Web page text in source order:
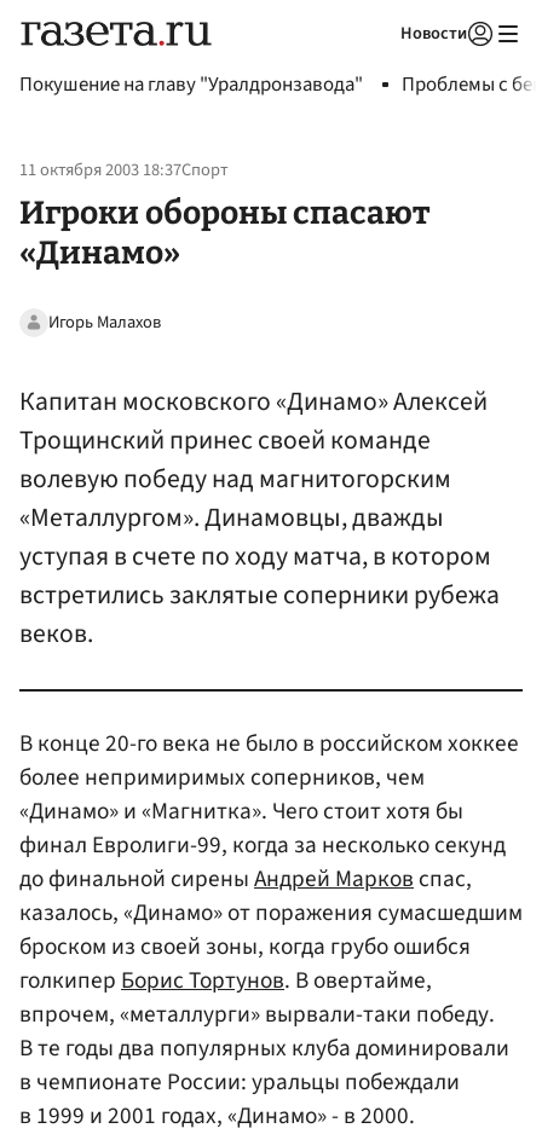
Новости
Покушение на главу "Уралдронзавода" Проблемы с
11 октября 2003 18:37Спорт
Игроки обороны спасают
«Динамо»
Игорь Малахов
Капитан московского «Динамо» Алексей
Трощинский принес своей команде
волевую победу над магнитогорским
«Металлургом». Динамовцы, дважды
уступая в счете по ходу матча, в котором
встретились заклятые соперники рубежа
веков.
В конце 20-го века не было в российском хоккее
более непримиримых соперников, чем
«Динамо» и «Магнитка». Чего стоит хотя бы
финал Евролиги-99, когда за несколько секунд
до финальной сиреныАндрей Марков спас,
казалось, «Динамо» от поражения сумасшедшим
броском из своей зоны, когда грубо ошибся
голкипер Борис Тортунов. В овертайме,
впрочем, «металлурги» вырвали-таки победу.
В те годы два популярных клуба доминировали
в чемпионате России: уральцы побеждали
в 1999 и 2001 годах, «Динамо» - в 2000.